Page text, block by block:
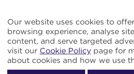
Our website uses cookies to
browsing experience, analyse
content, and serve targeted
visit our Cookie Policy page for
about cookies and how we use